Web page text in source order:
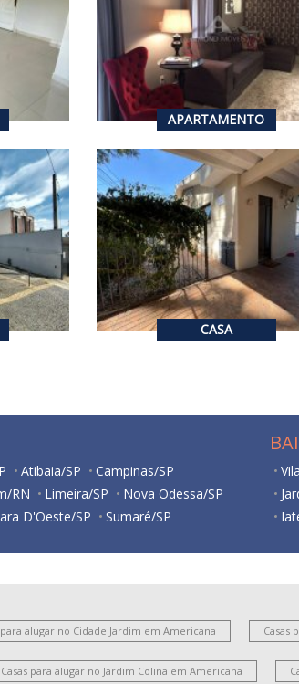
APARTAMENTO
2
241
CASA
R$ 1.300.000,00
R$ 8.000,00 ALUGUEL
3 2
Atibaia/SP
Campinas/SP
RN
Limeira/SP
Nova Odessa/SP
D'Oeste/SP
Sumaré/SP
para alugar no Cidade Jardim em Americana Casas
Casas para alugar no Jardim Colina em Americana